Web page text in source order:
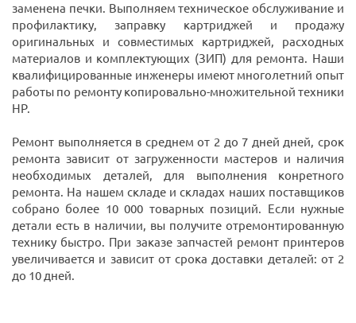
заменена печки. Выполняем техническое обслуживание и
профилактику, заправку картриджей и продажу
оригинальных и совместимых картриджей, расходных
материалов и комплектующих (ЗИП) для ремонта. Наши
квалифицированные инженеры имеют многолетний опыт
работы по ремонту копировально-множительной техники
HP.
Ремонт выполняется в среднем от 2 до 7 дней дней, срок
ремонта зависит от загруженности мастеров и наличия
необходимых деталей, для выполнения конретного
ремонта. На нашем складе и складах наших поставщиков
собрано более 10 000 товарных позиций. Если нужные
детали есть в наличии, вы получите отремонтированную
технику быстро. При заказе запчастей ремонт принтеров
увеличивается и зависит от срока доставки деталей: от 2
до 10 дней.